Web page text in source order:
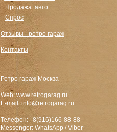
Продажа: авто
Спрос
Отзывы - ретро гараж
Контакты
Ретро гараж Москва
Web: www.retrogarag.ru
E-mail:info@retrogarag.ru
Телефон: 8(916)166-88-88
Messenger: WhatsApp / Viber